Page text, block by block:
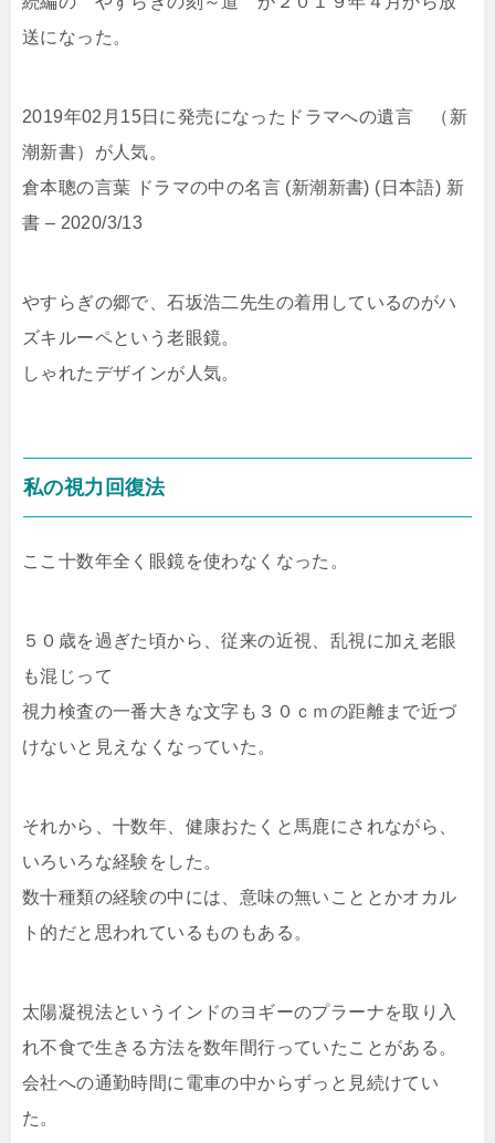
送になった。
2019年02月15日に発売になったドラマへの遺言 （新
潮新書）が人気。
倉本聰の言葉 ドラマの中の名言 (新潮新書) (日本語) 新
書 – 2020/3/13
やすらぎの郷で、石坂浩二先生の着用しているのがハ
ズキルーペという老眼鏡。
しゃれたデザインが人気。
私の視力回復法
ここ十数年全く眼鏡を使わなくなった。
５０歳を過ぎた頃から、従来の近視、乱視に加え老眼
も混じって
視力検査の一番大きな文字も３０ｃｍの距離まで近づ
けないと見えなくなっていた。
それから、十数年、健康おたくと馬鹿にされながら、
いろいろな経験をした。
数十種類の経験の中には、意味の無いこととかオカル
ト的だと思われているものもある。
太陽凝視法というインドのヨギーのプラーナを取り入
れ不食で生きる方法を数年間行っていたことがある。
会社への通勤時間に電車の中からずっと見続けてい
た。